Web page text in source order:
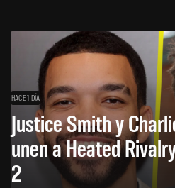
HACE 1 DÍA
Justice Smith y
unen a Heated
2